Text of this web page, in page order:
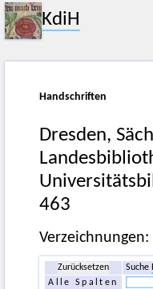
KdiH
Handschriften
Dresden,
463
Verzeichnungen:
Zurücksetzen Suche
Alle Spalten